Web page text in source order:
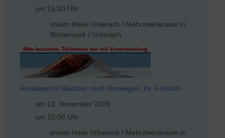
um 15:00 Uhr
im/am Halle Urberach / Mehrzweckraum in
Rödermark / Urberach
Reisebericht Radtour nach Norwegen, Hr. Fröhlich
am 12. November 2026
um 15:00 Uhr
im/am Halle Urberach / Mehrzweckraum in